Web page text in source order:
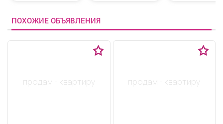
ПОХОЖИЕ ОБЪЯВЛЕНИЯ
продам - квартиру продам - квартиру